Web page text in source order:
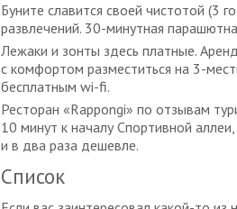
Буните славится своей чистотой (3
развлечений. 30-минутная
Лежаки и зонты здесь платные.
с комфортом разместиться на 3-
бесплатным wi-fi.
Ресторан «Rappongi» по отзывам
10 минут к началу Спортивной
и в два раза дешевле.
Список